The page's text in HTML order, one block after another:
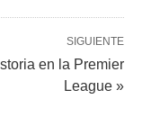
SIGUIENTE
en la Premier
League »